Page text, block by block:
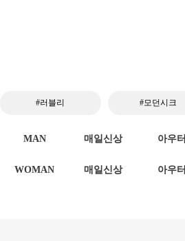
#러블리 #모던시크
MAN 매일신상 아우터
WOMAN 매일신상 아우터